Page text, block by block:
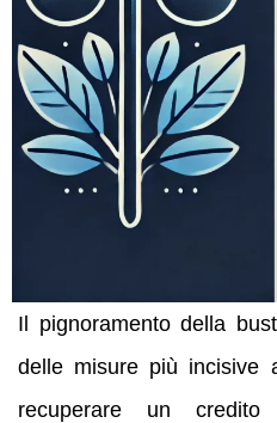
Il pignoramento della
delle misure più incisive
recuperare un